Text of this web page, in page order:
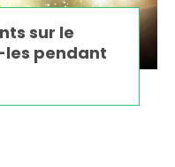
sur le
les pendant